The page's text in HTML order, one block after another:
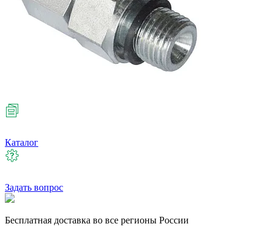
Каталог
Задать вопрос
Бесплатная доставка во все регионы России